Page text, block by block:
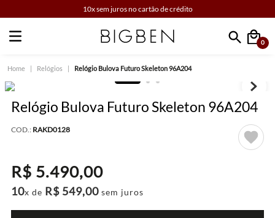
10x sem juros no cartão de crédito
Faça sua busca
0
Relógios Relógio Bulova Futuro Skeleton 96A204
Relógio Bulova Futuro Skeleton 96A204
COD.: RAKD0128
R$ 5.490,00
10x de R$ 549,00 sem juros